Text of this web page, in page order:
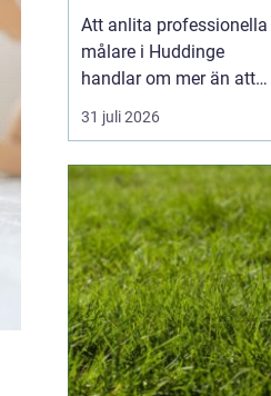
utomhus
Att anlita professionella
målare i Huddinge
handlar om mer än att
bara få nya kulörer på
väggarna. Ett
måleriarbete skyddar
huset, höjer värdet på
bostaden och skapar en
vardagsmiljö som håller
länge. Med rätt
kompetens, bra
underarbete oc...
31 juli 2026